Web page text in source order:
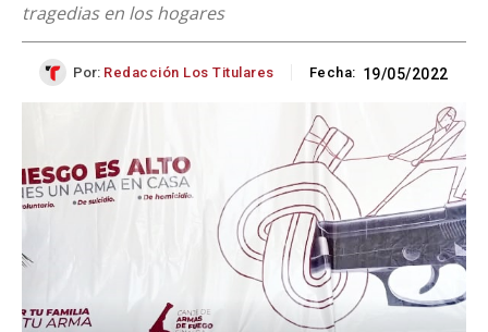
tragedias en los hogares
Por: Redacción Los Titulares Fecha: 19/05/2022